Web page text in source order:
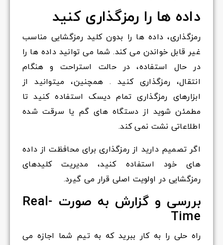
داده ها را رمزگذاری کنید
رمزگذاری، داده ها را بدون کلید رمزگشایی مناسب
غیر قابل خواندن می کند. شما می توانید داده ها را
در حال استفاده، در حالت استراحت و هنگام
انتقال، رمزگذاری کنید . همچنین، میتوانید از
ابزارهای رمزگذاری تمام دیسک استفاده کنید تا
مطمئن شوید از دستگاه های گم یا سرقت شده
اطلاعاتی نشت نمی کند.
اگر تصمیم دارید از رمزگذاری برای محافظت از داده
های خود استفاده کنید، مدیریت کلیدهای
رمزگشایی در اولویت اصلی قرار می گیرد.
بررسی و گزارش به صورت Real-
Time
راه حلی را به کار ببرید که به تیم شما اجازه می